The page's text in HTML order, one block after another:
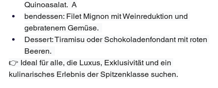
Quinoasalat.  A
bendessen: Filet Mignon mit Weinreduktion und
gebratenem Gemüse.
Dessert: Tiramisu oder Schokoladenfondant mit roten
Beeren.
👉 Ideal für alle, die Luxus, Exklusivität und ein
kulinarisches Erlebnis der Spitzenklasse suchen.